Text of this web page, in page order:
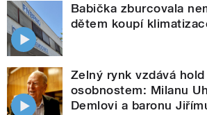
Babička zburcovala
dětem koupí
Zelný rynk vzdává
osobnostem: Milanu
Demlovi a baronu